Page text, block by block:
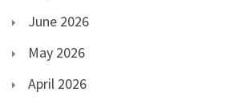
June 2026
May 2026
April 2026